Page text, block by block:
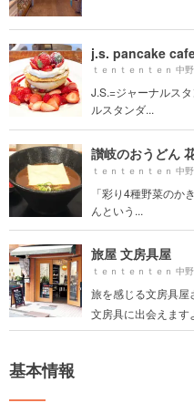
j.s. pancake
ｔｅｎｔｅｎｔｅｎ 中
J.S.=ジャーナルス
ルスタンダ...
讃岐のおうどん
ｔｅｎｔｅｎｔｅｎ 中
「彩り4種野菜のか
んという...
旅屋 文房具屋
ｔｅｎｔｅｎｔｅｎ 中
旅を感じる文房具
文房具に出会えま
基本情報